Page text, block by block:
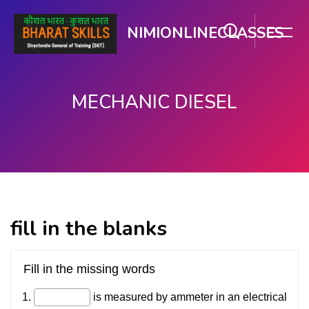
NIMIONLINECLASSES
MECHANIC DIESEL
fill in the blanks